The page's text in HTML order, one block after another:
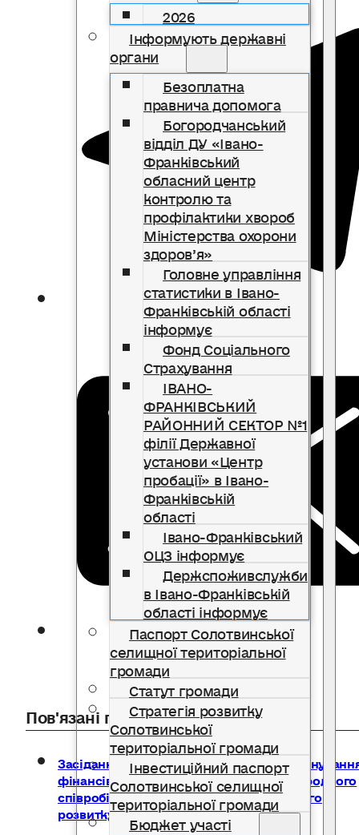
2026
Інформують державні
органи
Безоплатна
правнича допомога
Богородчанський
відділ ДУ «Івано-
Франківський
обласний центр
контролю та
профілактики хвороб
Міністерства охорони
здоров’я»
Головне управління
статистики в Івано-
Франківській області
інформує
Фонд Соціального
Страхування
ІВАНО-
ФРАНКІВСЬКИЙ
РАЙОННИЙ СЕКТОР №1
філії Державної
установи «Центр
пробації» в Івано-
Франківській
області
Івано-Франківський
ОЦЗ інформує
Держспоживслужби
в Івано-Франківській
області інформує
Паспорт Солотвинської
селищної територіальної
громади
Статут громади
Стратегія розвитку
Солотвинської
територіальної громади
Інвестиційний паспорт
Солотвинської селищної
територіальної громади
Бюджет участі
Пов'язані публікації
Засідання постійної комісії з питань
фінансів, бюджету, інвестицій та міжнародного
співробітництва, соціально-економічного
розвитку – 10 липня 2026 року